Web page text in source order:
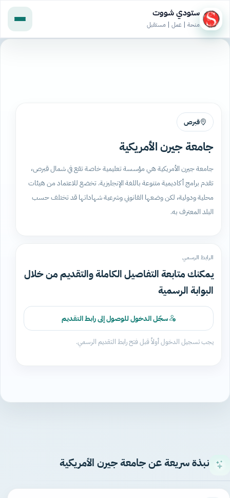
ستودي شووت
منحة | عمل | مستقبل
قبرص
جامعة جيرن الأمريكية
جامعة جيرن الأمريكية هي مؤسسة تعليمية خاصة تقع في شمال قبرص،
تقدم برامج أكاديمية متنوعة باللغة الإنجليزية. تخضع للاعتماد من هيئات
محلية ودولية، لكن وضعها القانوني وشرعية شهاداتها قد تختلف حسب
البلد المعترف به.
الرابط الرسمي
يمكنك متابعة التفاصيل الكاملة والتقديم من خلال
البوابة الرسمية
سجّل الدخول للوصول إلى رابط التقديم
يجب تسجيل الدخول أولاً قبل فتح رابط التقديم الرسمي.
نبذة سريعة عن جامعة جيرن الأمريكية